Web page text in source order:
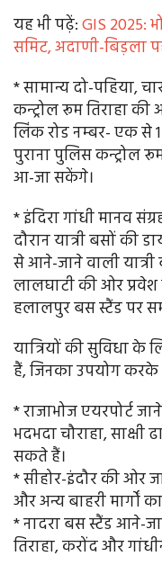
यह भी पढ़ें:GIS 2025:
समिट, अदाणी-बिड़ला
* सामान्य दो-पहिया,
कन्ट्रोल रूम तिराहा
लिंक रोड नम्बर- एक से
पुराना पुलिस कन्ट्रोल
आ-जा सकेंगे।
* इंदिरा गांधी मानव
दौरान यात्री बसों की
से आने-जाने वाली
लालघाटी की ओर प्रवेश
हलालपुर बस स्टैंड पर
यात्रियों की सुविधा
हैं, जिनका उपयोग
* राजाभोज एयरपोर्ट
भदभदा चौराहा, साक्षी
सकते हैं।
* सीहोर-इंदौर की ओर
और अन्य बाहरी मार्गों
* नादरा बस स्टैंड आने-
तिराहा, करोंद और